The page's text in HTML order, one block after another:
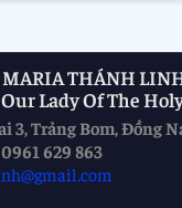
THÁNH
Lady Of The
3, Trảng Bom, Đồng
0961 629 863